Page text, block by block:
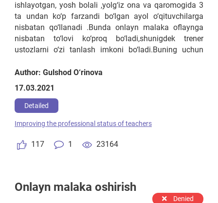
ishlayotgan, yosh bolali ,yolg‘iz ona va qaromogida 3
ta undan ko‘p farzandi bo‘lgan ayol o‘qituvchilarga
nisbatan qo‘llanadi .Bunda onlayn malaka oflaynga
nisbatan to‘lovi ko‘proq bo‘ladi,shunigdek trener
ustozlarni o‘zi tanlash imkoni bo‘ladi.Buning uchun
,bilimli o‘qituvchilar orasidan xalqaro va milliy
sertifikatga ega olgan bo‘lishi lozim.Trenerlar davlat
tinglovchilarga imtihon asosida sertifikat berishi
ijtimoiy va psixologik tomonlama ham bilimlarni
egallab yetkazishi lozim.
Author: Gulshod O‘rinova
17.03.2021
Detailed
117 1 23164
Improving the professional status of teachers
Onlayn malaka oshirish
Denied